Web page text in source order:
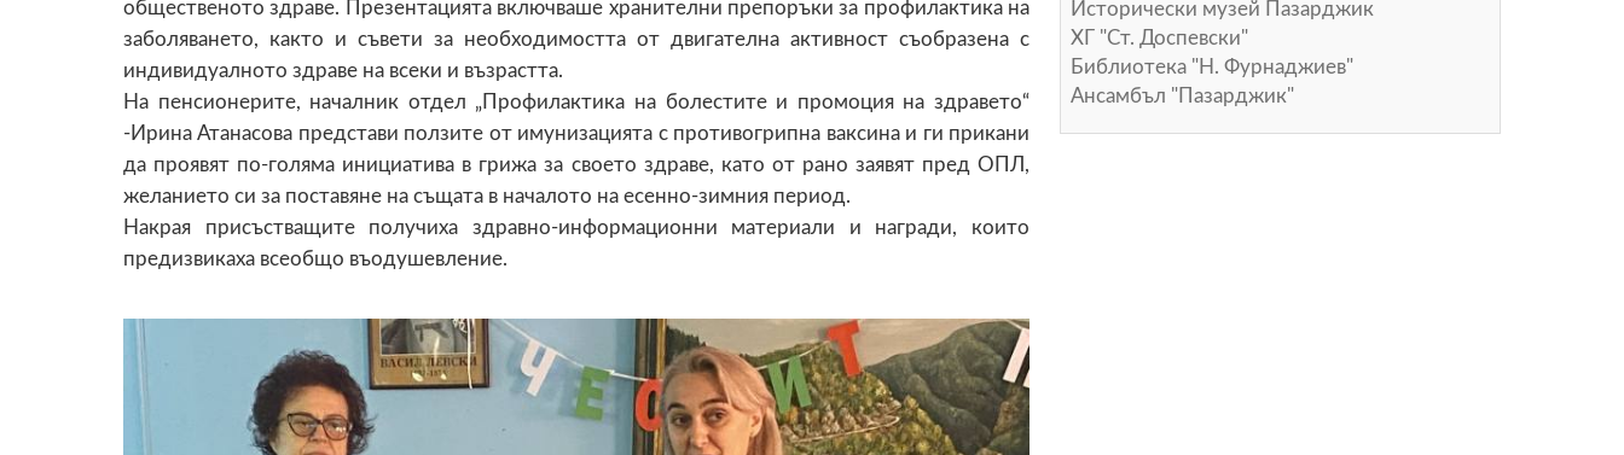
общественото здраве. Презентацията включваше хранителни препоръки за профилактика на
заболяването, както и съвети за необходимостта от двигателна активност съобразена с
индивидуалното здраве на всеки и възрастта.
На пенсионерите, началник отдел „Профилактика на болестите и промоция на здравето“
-Ирина Атанасова представи ползите от имунизацията с противогрипна ваксина и ги прикани
да проявят по-голяма инициатива в грижа за своето здраве, като от рано заявят пред ОПЛ,
желанието си за поставяне на същата в началото на есенно-зимния период.
Накрая присъстващите получиха здравно-информационни материали и награди, които
предизвикаха всеобщо въодушевление.
Исторически музей Пазарджик
ХГ "Ст. Доспевски"
Библиотека "Н. Фурнаджиев"
Ансамбъл "Пазарджик"